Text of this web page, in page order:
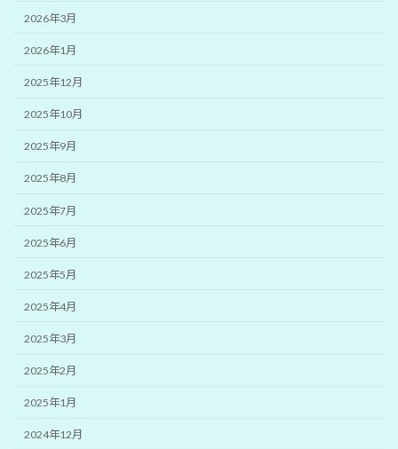
2026年3月
2026年1月
2025年12月
2025年10月
2025年9月
2025年8月
2025年7月
2025年6月
2025年5月
2025年4月
2025年3月
2025年2月
2025年1月
2024年12月